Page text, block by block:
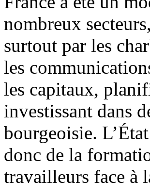
nombreux
surtout par les
les
les capitaux,
investissant dans
bourgeoisie.
donc de la
travailleurs face à